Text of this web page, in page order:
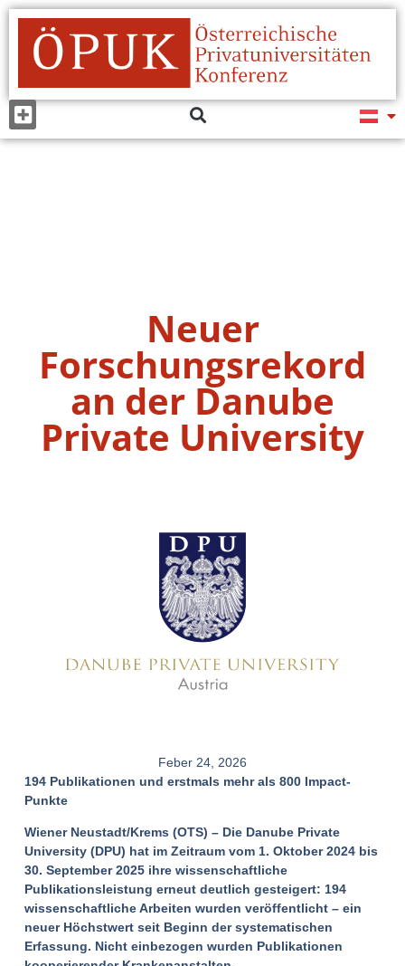
Neuer
Forschungsrekord
an der Danube
Private University
Feber 24, 2026
194 Publikationen und erstmals mehr als 800 Impact-
Punkte
Wiener Neustadt/Krems (OTS) – Die Danube Private
University (DPU) hat im Zeitraum vom 1. Oktober 2024 bis
30. September 2025 ihre wissenschaftliche
Publikationsleistung erneut deutlich gesteigert: 194
wissenschaftliche Arbeiten wurden veröffentlicht – ein
neuer Höchstwert seit Beginn der systematischen
Erfassung. Nicht einbezogen wurden Publikationen